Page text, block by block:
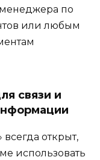
по
или любым
связи и
открыт,
использовать